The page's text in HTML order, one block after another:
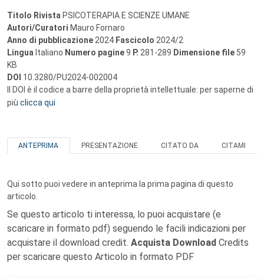
Titolo Rivista PSICOTERAPIA E SCIENZE UMANE
Autori/Curatori Mauro Fornaro
Anno di pubblicazione 2024 Fascicolo 2024/2
Lingua Italiano Numero pagine9 P. 281-289 Dimensione file 59
KB
DOI 10.3280/PU2024-002004
Il DOI è il codice a barre della proprietà intellettuale: per saperne di
più clicca qui
ANTEPRIMA PRESENTAZIONE CITATO DA CITAMI
Qui sotto puoi vedere in anteprima la prima pagina di questo
articolo.
Se questo articolo ti interessa, lo puoi acquistare (e
scaricare in formato pdf) seguendo le facili indicazioni per
acquistare il download credit. Acquista Download Credits
per scaricare questo Articolo in formato PDF